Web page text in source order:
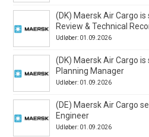
(DK) Maersk Air Cargo
Review & Technical
Udløber: 01.09.2026
(DK) Maersk Air Cargo
Planning Manager
Udløber: 01.09.2026
(DE) Maersk Air Cargo
Engineer
Udløber: 01.09.2026